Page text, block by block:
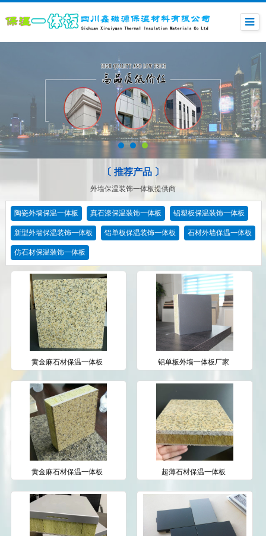
〔 推荐产品 〕
外墙保温装饰一体板提供商
陶瓷外墙保温一体板 真石漆保温装饰一体板 铝塑板保温装饰一体板
新型外墙保温装饰一体板 铝单板保温装饰一体板 石材外墙保温一体板
仿石材保温装饰一体板
黄金麻石材保温一体板 铝单板外墙一体板厂家
黄金麻石材保温一体板 超薄石材保温一体板